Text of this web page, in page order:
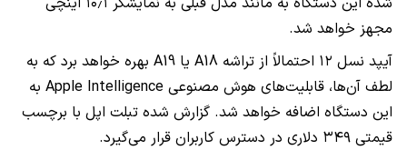
مجهز خواهد شد.
آیپد نسل ۱۲ احتمالاً از تراشه A18 یا A19 بهره خواهد برد که به
لطف آن‌ها، قابلیت‌های هوش مصنوعی Apple Intelligence به
این دستگاه اضافه خواهد شد. گزارش شده تبلت اپل با برچسب
قیمتی ۳۴۹ دلاری در دسترس کاربران قرار می‌گیرد.